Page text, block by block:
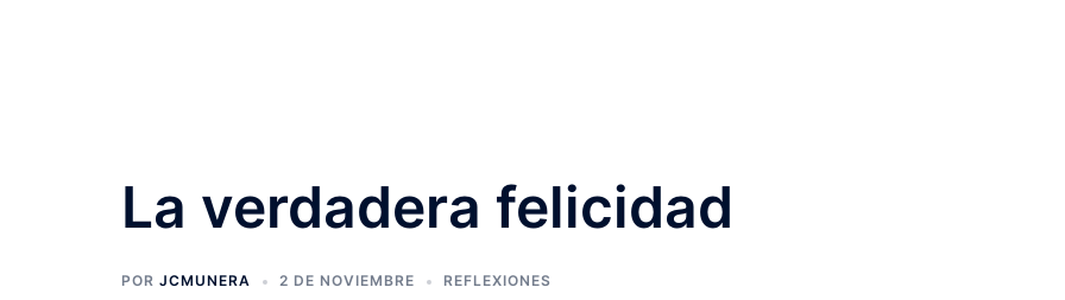
La verdadera felicidad
POR JCMUNERA 2 DE NOVIEMBRE REFLEXIONES